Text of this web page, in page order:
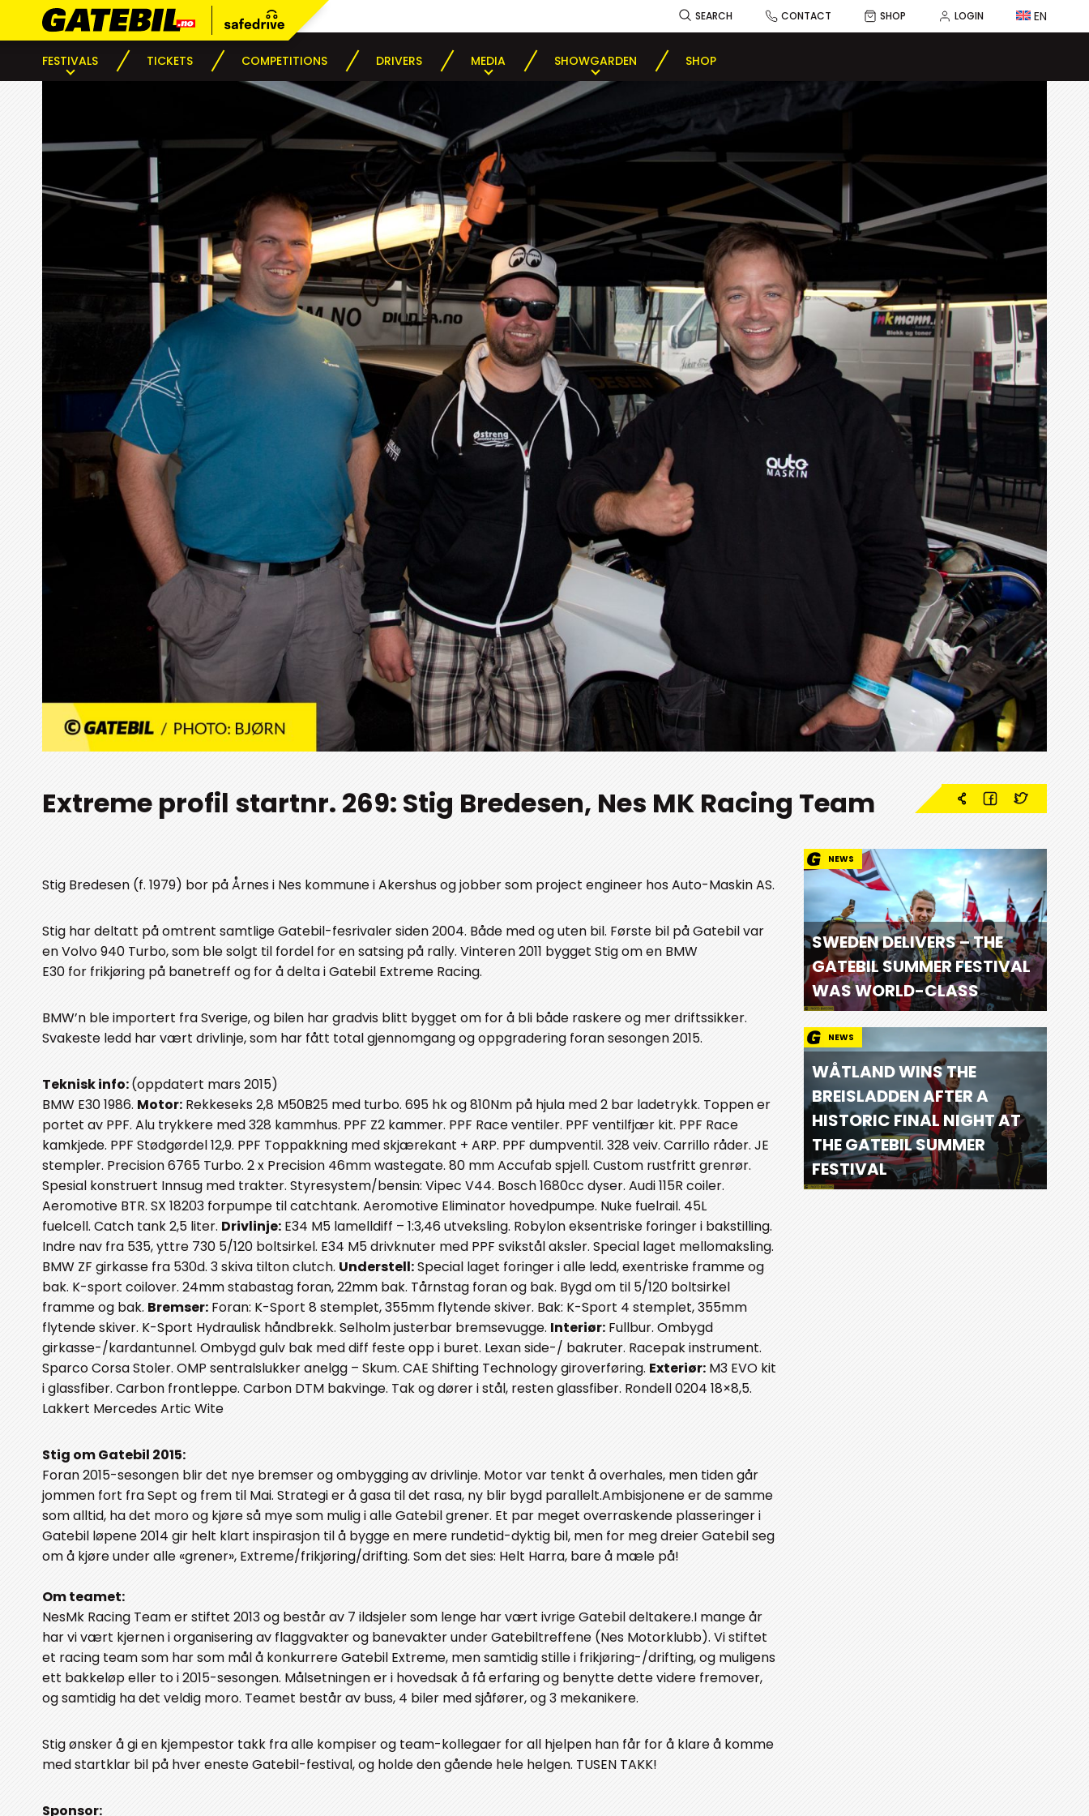
FESTIVALS TICKETS COMPETITIONS DRIVERS MEDIA SHOWGARDEN SHOP
SEARCH CONTACT SHOP LOGIN EN
Extreme profil startnr. 269: Stig Bredesen, Nes MK Racing Team
Stig Bredesen (f. 1979) bor på Årnes i Nes kommune i Akershus og jobber som project engineer hos Auto-Maskin AS.
Stig har deltatt på omtrent samtlige Gatebil-fesrivaler siden 2004. Både med og uten bil. Første bil på Gatebil var
en Volvo 940 Turbo, som ble solgt til fordel for en satsing på rally. Vinteren 2011 bygget Stig om en BMW
E30 for frikjøring på banetreff og for å delta i Gatebil Extreme Racing.
BMW’n ble importert fra Sverige, og bilen har gradvis blitt bygget om for å bli både raskere og mer driftssikker.
Svakeste ledd har vært drivlinje, som har fått total gjennomgang og oppgradering foran sesongen 2015.
Teknisk info:(oppdatert mars 2015)
BMW E30 1986. Motor: Rekkeseks 2,8 M50B25 med turbo. 695 hk og 810Nm på hjula med 2 bar ladetrykk. Toppen er
portet av PPF. Alu trykkere med 328 kammhus. PPF Z2 kammer. PPF Race ventiler. PPF ventilfjær kit. PPF Race
kamkjede. PPF Stødgørdel 12,9. PPF Toppakkning med skjærekant + ARP. PPF dumpventil. 328 veiv. Carrillo råder. JE
stempler. Precision 6765 Turbo. 2 x Precision 46mm wastegate. 80 mm Accufab spjell. Custom rustfritt grenrør.
Spesial konstruert Innsug med trakter. Styresystem/bensin: Vipec V44. Bosch 1680cc dyser. Audi 115R coiler.
Aeromotive BTR. SX 18203 forpumpe til catchtank. Aeromotive Eliminator hovedpumpe. Nuke fuelrail. 45L
fuelcell. Catch tank 2,5 liter. Drivlinje: E34 M5 lamelldiff – 1:3,46 utveksling. Robylon eksentriske foringer i bakstilling.
Indre nav fra 535, yttre 730 5/120 boltsirkel. E34 M5 drivknuter med PPF svikstål aksler. Special laget mellomaksling.
BMW ZF girkasse fra 530d. 3 skiva tilton clutch. Understell:Special laget foringer i alle ledd, exentriske framme og
bak. K-sport coilover. 24mm stabastag foran, 22mm bak. Tårnstag foran og bak. Bygd om til 5/120 boltsirkel
framme og bak. Bremser: Foran: K-Sport 8 stemplet, 355mm flytende skiver. Bak: K-Sport 4 stemplet, 355mm
flytende skiver. K-Sport Hydraulisk håndbrekk. Selholm justerbar bremsevugge. Interiør: Fullbur. Ombygd
girkasse-/kardantunnel. Ombygd gulv bak med diff feste opp i buret. Lexan side-/ bakruter. Racepak instrument.
Sparco Corsa Stoler. OMP sentralslukker anelgg – Skum. CAE Shifting Technology giroverføring. Exteriør: M3 EVO kit
i glassfiber. Carbon frontleppe. Carbon DTM bakvinge. Tak og dører i stål, resten glassfiber. Rondell 0204 18×8,5.
Lakkert Mercedes Artic Wite
Stig om Gatebil 2015:
Foran 2015-sesongen blir det nye bremser og ombygging av drivlinje. Motor var tenkt å overhales, men tiden går
jommen fort fra Sept og frem til Mai. Strategi er å gasa til det rasa, ny blir bygd parallelt.Ambisjonene er de samme
som alltid, ha det moro og kjøre så mye som mulig i alle Gatebil grener. Et par meget overraskende plasseringer i
Gatebil løpene 2014 gir helt klart inspirasjon til å bygge en mere rundetid-dyktig bil, men for meg dreier Gatebil seg
om å kjøre under alle «grener», Extreme/frikjøring/drifting. Som det sies: Helt Harra, bare å mæle på!
Om teamet:
NesMk Racing Team er stiftet 2013 og består av 7 ildsjeler som lenge har vært ivrige Gatebil deltakere.I mange år
har vi vært kjernen i organisering av flaggvakter og banevakter under Gatebiltreffene (Nes Motorklubb). Vi stiftet
et racing team som har som mål å konkurrere Gatebil Extreme, men samtidig stille i frikjøring-/drifting, og muligens
ett bakkeløp eller to i 2015-sesongen. Målsetningen er i hovedsak å få erfaring og benytte dette videre fremover,
og samtidig ha det veldig moro. Teamet består av buss, 4 biler med sjåfører, og 3 mekanikere.
Stig ønsker å gi en kjempestor takk fra alle kompiser og team-kollegaer for all hjelpen han får for å klare å komme
med startklar bil på hver eneste Gatebil-festival, og holde den gående hele helgen. TUSEN TAKK!
Sponsor:
NEWS
SWEDEN DELIVERS – THE
GATEBIL SUMMER FESTIVAL
WAS WORLD-CLASS
NEWS
WÅTLAND WINS THE
BREISLADDEN AFTER A
HISTORIC FINAL NIGHT AT
THE GATEBIL SUMMER
FESTIVAL